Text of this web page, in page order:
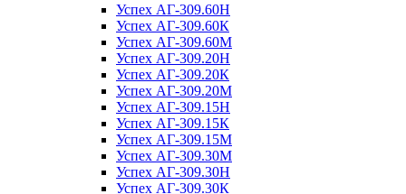
Успех АГ-309.60Н
Успех АГ-309.60К
Успех АГ-309.60М
Успех АГ-309.20Н
Успех АГ-309.20К
Успех АГ-309.20М
Успех АГ-309.15Н
Успех АГ-309.15К
Успех АГ-309.15М
Успех АГ-309.30М
Успех АГ-309.30Н
Успех АГ-309.30К